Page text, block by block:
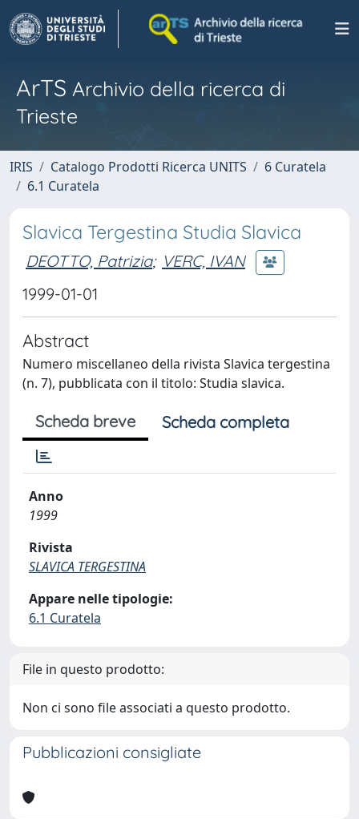
ArTS Archivio della ricerca di
Trieste
IRIS Catalogo Prodotti Ricerca UNITS
6 Curatela
6.1 Curatela
Slavica Tergestina Studia Slavica
DEOTTO, Patrizia; VERC, IVAN
1999-01-01
Abstract
Numero miscellaneo della rivista Slavica tergestina
(n. 7), pubblicata con il titolo: Studia slavica.
Scheda breve Scheda completa
Anno
1999
Rivista
SLAVICA TERGESTINA
Appare nelle tipologie:
6.1 Curatela
File in questo prodotto:
Non ci sono file associati a questo prodotto.
Pubblicazioni consigliate